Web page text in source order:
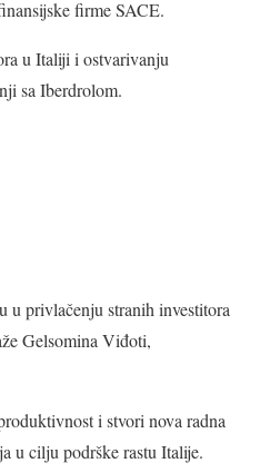
firme SACE.
u Italiji i ostvarivanju
sa Iberdrolom.
privlačenju stranih investitora
Gelsomina Viđoti,
i stvori nova radna
u cilju podrške rastu Italije.